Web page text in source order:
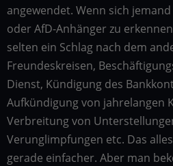
angewendet. Wenn sich
oder AfD-Anhänger zu
selten ein Schlag nach dem
Freundeskreisen,
Dienst, Kündigung des
Aufkündigung von jahrelangen
Verbreitung von
Verunglimpfungen etc. Das
gerade einfacher. Aber man